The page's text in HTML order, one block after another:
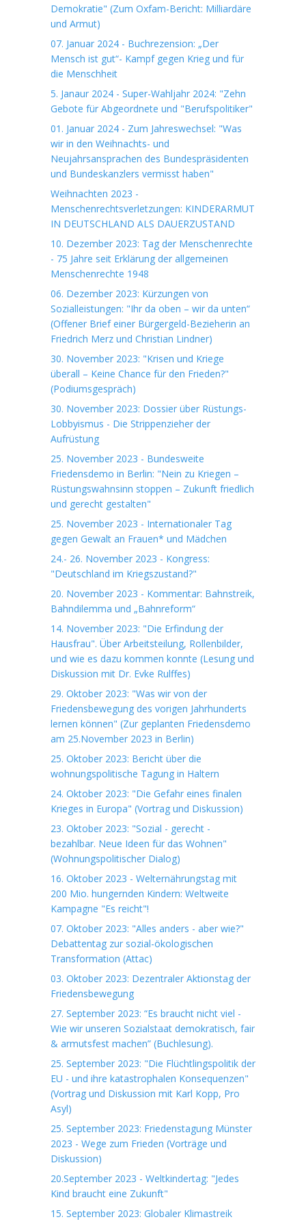
Demokratie" (Zum Oxfam-Bericht: Milliardäre
und Armut)
07. Januar 2024 - Buchrezension: „Der
Mensch ist gut“- Kampf gegen Krieg und für
die Menschheit
5. Janaur 2024 - Super-Wahljahr 2024: "Zehn
Gebote für Abgeordnete und "Berufspolitiker"
01. Januar 2024 - Zum Jahreswechsel: "Was
wir in den Weihnachts- und
Neujahrsansprachen des Bundespräsidenten
und Bundeskanzlers vermisst haben"
Weihnachten 2023 -
Menschenrechtsverletzungen: KINDERARMUT
IN DEUTSCHLAND ALS DAUERZUSTAND
10. Dezember 2023: Tag der Menschenrechte
- 75 Jahre seit Erklärung der allgemeinen
Menschenrechte 1948
06. Dezember 2023: Kürzungen von
Sozialleistungen: "Ihr da oben – wir da unten“
(Offener Brief einer Bürgergeld-Bezieherin an
Friedrich Merz und Christian Lindner)
30. November 2023: "Krisen und Kriege
überall – Keine Chance für den Frieden?"
(Podiumsgespräch)
30. November 2023: Dossier über Rüstungs-
Lobbyismus - Die Strippenzieher der
Aufrüstung
25. November 2023 - Bundesweite
Friedensdemo in Berlin: "Nein zu Kriegen –
Rüstungswahnsinn stoppen – Zukunft friedlich
und gerecht gestalten"
25. November 2023 - Internationaler Tag
gegen Gewalt an Frauen* und Mädchen
24.- 26. November 2023 - Kongress:
"Deutschland im Kriegszustand?"
20. November 2023 - Kommentar: Bahnstreik,
Bahndilemma und „Bahnreform“
14. November 2023: "Die Erfindung der
Hausfrau". Über Arbeitsteilung, Rollenbilder,
und wie es dazu kommen konnte (Lesung und
Diskussion mit Dr. Evke Rulffes)
29. Oktober 2023: "Was wir von der
Friedensbewegung des vorigen Jahrhunderts
lernen können" (Zur geplanten Friedensdemo
am 25.November 2023 in Berlin)
25. Oktober 2023: Bericht über die
wohnungspolitische Tagung in Haltern
24. Oktober 2023: "Die Gefahr eines finalen
Krieges in Europa" (Vortrag und Diskussion)
23. Oktober 2023: "Sozial - gerecht -
bezahlbar. Neue Ideen für das Wohnen"
(Wohnungspolitischer Dialog)
16. Oktober 2023 - Welternährungstag mit
200 Mio. hungernden Kindern: Weltweite
Kampagne "Es reicht"!
07. Oktober 2023: "Alles anders - aber wie?"
Debattentag zur sozial-ökologischen
Transformation (Attac)
03. Oktober 2023: Dezentraler Aktionstag der
Friedensbewegung
27. September 2023: “Es braucht nicht viel -
Wie wir unseren Sozialstaat demokratisch, fair
& armutsfest machen” (Buchlesung).
25. September 2023: "Die Flüchtlingspolitik der
EU - und ihre katastrophalen Konsequenzen"
(Vortrag und Diskussion mit Karl Kopp, Pro
Asyl)
25. September 2023: Friedenstagung Münster
2023 - Wege zum Frieden (Vorträge und
Diskussion)
20.September 2023 - Weltkindertag: "Jedes
Kind braucht eine Zukunft"
15. September 2023: Globaler Klimastreik